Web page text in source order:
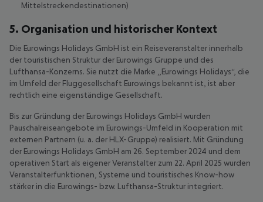
Mittelstreckendestinationen)
5. Organisation und historischer Kontext
Die Eurowings Holidays GmbH ist ein Reiseveranstalter innerhalb
der touristischen Struktur der Eurowings Gruppe und des
Lufthansa-Konzerns. Sie nutzt die Marke „Eurowings Holidays“, die
im Umfeld der Fluggesellschaft Eurowings bekannt ist, ist aber
rechtlich eine eigenständige Gesellschaft.
Bis zur Gründung der Eurowings Holidays GmbH wurden
Pauschalreiseangebote im Eurowings-Umfeld in Kooperation mit
externen Partnern (u. a. der HLX-Gruppe) realisiert. Mit Gründung
der Eurowings Holidays GmbH am 26. September 2024 und dem
operativen Start als eigener Veranstalter zum 22. April 2025 wurden
Veranstalterfunktionen, Systeme und touristisches Know-how
stärker in die Eurowings- bzw. Lufthansa-Struktur integriert.